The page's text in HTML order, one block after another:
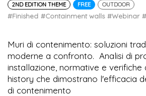
2ND EDITION THEME
FREE OUTDOOR
#Finished #Containment walls #Webinar
Muri di contenimento: soluzioni
moderne a confronto. Analisi di
installazione, normative e verifiche
history che dimostrano l'efficacia
di contenimento